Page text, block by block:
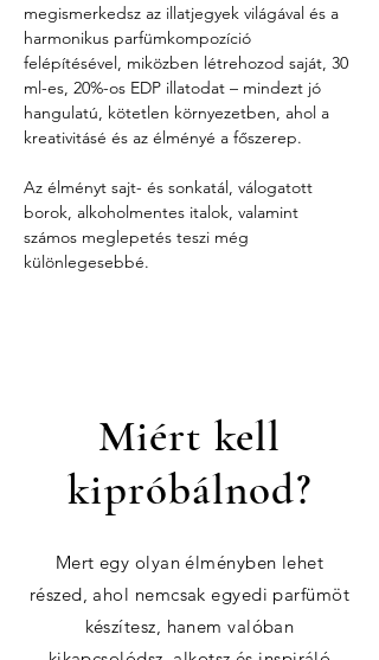
megismerkedsz az illatjegyek világával és a
harmonikus parfümkompozíció
felépítésével, miközben létrehozod saját, 30
ml-es, 20%-os EDP illatodat – mindezt jó
hangulatú, kötetlen környezetben, ahol a
kreativitásé és az élményé a főszerep.
Az élményt sajt- és sonkatál, válogatott
borok, alkoholmentes italok, valamint
számos meglepetés teszi még
különlegesebbé.
Miért kell
kipróbálnod?
Mert egy olyan élményben lehet
részed, ahol nemcsak egyedi parfümöt
készítesz, hanem valóban